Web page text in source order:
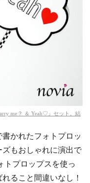
me？ ＆ Yeah♡』セット。結
書かれたフォトプロッ
もおしゃれに演出で
トプロップスを使っ
ること間違いなし！